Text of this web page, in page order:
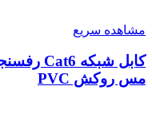
مشاهده سریع
مس روکش PVC